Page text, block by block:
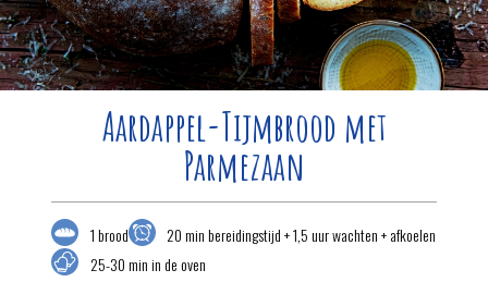
Aardappel-Tijmbrood met
Parmezaan
1 brood
20 min bereidingstijd + 1,5 uur wachten + afkoelen
25-30 min in de oven